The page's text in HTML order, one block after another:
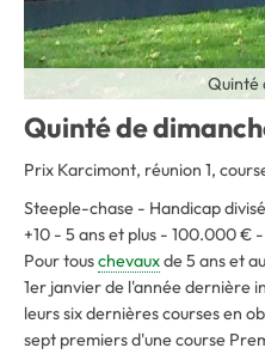
Quinté
Quinté de
Prix Karcimont, réunion 1,
Steeple-chase - Handicap
+10 - 5 ans et plus - 100.000 €
Pour touschevauxde 5 ans et
1er janvier de l'année dernière
leurs six dernières courses en
sept premiers d'une course